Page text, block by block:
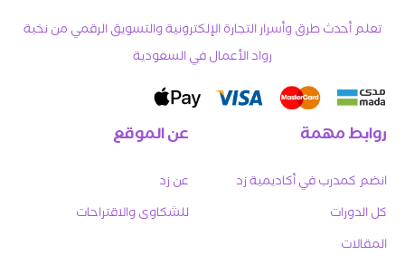
تعلم أحدث طرق وأسرار التجارة الإلكترونية والتسويق الرقمي من نخبة
رواد الأعمال في السعودية
روابط مهمة
انضم كمدرب في أكاديمية زد
كل الدورات
المقالات
عن الموقع
عن زد
للشكاوى والاقتراحات